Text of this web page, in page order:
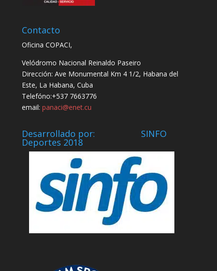
Contacto
Oficina COPACI,
Velódromo Nacional Reinaldo Paseiro
Dirección: Ave Monumental Km 4 1/2, Habana del
Este, La Habana, Cuba
Telefóno:+537 7663776
email: panaci@enet.cu
Desarrollado por: SINFO
Deportes 2018